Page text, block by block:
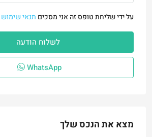
על ידי שליחת טופס זה אני מסכים תנאי שימוש
לשלוח הודעה
WhatsApp
מצא את הנכס שלך